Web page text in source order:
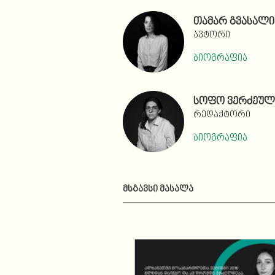
თამარ
ავტორი
ბიოგრაფია
სოფო
რედაქტორი
ბიოგრაფია
ᲛᲡᲒᲐᲕᲡᲘ ᲛᲐᲡᲐᲚᲐ